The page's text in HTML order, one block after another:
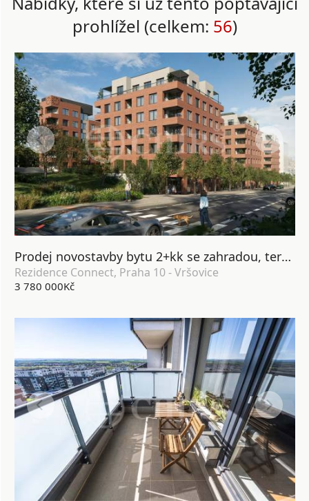
prohlížel (celkem: 56)
Prodej novostavby bytu 2+kk se zahradou, terasou, lodžií, sklepem a garážovým stáním, DV, 64 m2, Praha 10 - Vršovice
Rezidence Connect, Praha 10 - Vršovice
3 780 000Kč